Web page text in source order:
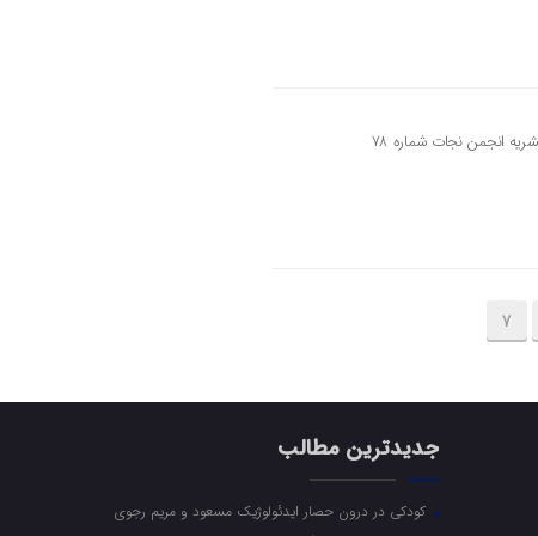
7
جدیدترین مطالب
کودکی در درون حصار ایدئولوژیک مسعود و مریم رجوی